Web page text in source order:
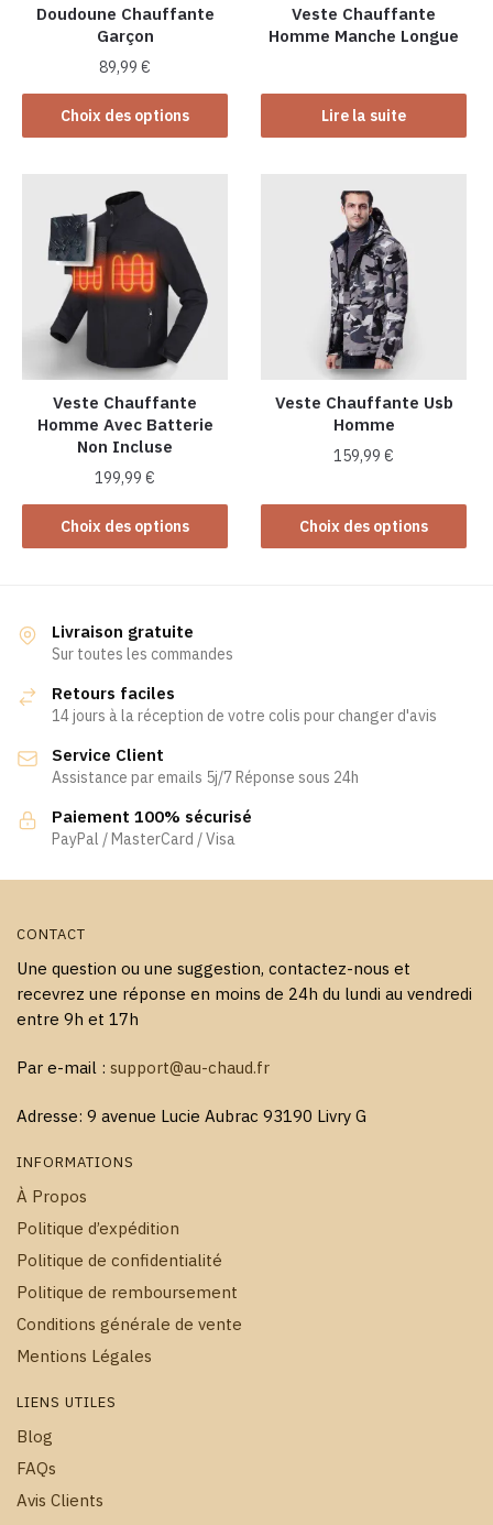
Doudoune Chauffante
Garçon
89,99€
Choix des options
Ce
produit
plusieurs
variations.
options
peuvent
être
choisies
sur
la
page
du
produit
Veste Chauffante
Homme Manche Longue
Lire la suite
Veste Chauffante
Homme Avec Batterie
Non Incluse
199,99€
Choix des options
Ce
produit
variations.
Les
peuvent
choisies
sur
la
page
Veste Chauffante Usb
Homme
159,99€
Choix des options
produit
a
être
Livraison gratuite
Sur toutes les commandes
Retours faciles
14 jours à la réception de votre colis pour changer d'avis
Service Client
Assistance par emails 5j/7 Réponse sous 24h
Paiement 100% sécurisé
PayPal / MasterCard / Visa
CONTACT
Une question ou une suggestion, contactez-nous et
recevrez une réponse en moins de 24h du lundi au vendredi
entre 9h et 17h
Par e-mail : support@au-chaud.fr
Adresse: 9 avenue Lucie Aubrac 93190 Livry G
INFORMATIONS
À Propos
Politique d’expédition
Politique de confidentialité
Politique de remboursement
Conditions générale de vente
Mentions Légales
LIENS UTILES
Blog
FAQs
Avis Clients